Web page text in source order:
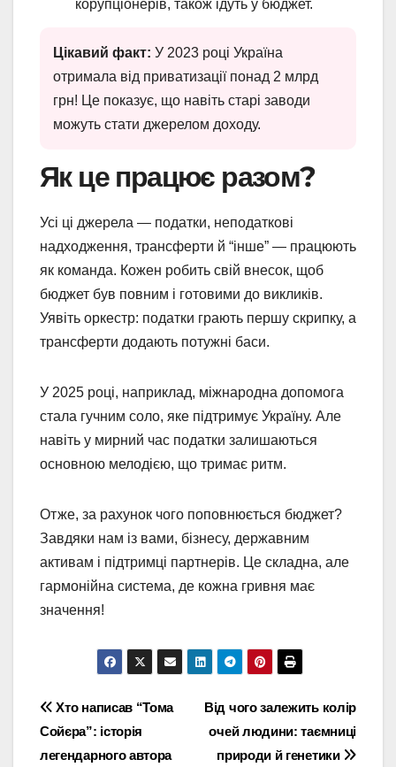
корупціонерів, також ідуть у бюджет.
Цікавий факт: У 2023 році Україна
отримала від приватизації понад 2 млрд
грн! Це показує, що навіть старі заводи
можуть стати джерелом доходу.
Як це працює разом?
Усі ці джерела — податки, неподаткові
надходження, трансферти й “інше” — працюють
як команда. Кожен робить свій внесок, щоб
бюджет був повним і готовими до викликів.
Уявіть оркестр: податки грають першу скрипку, а
трансферти додають потужні баси.
У 2025 році, наприклад, міжнародна допомога
стала гучним соло, яке підтримує Україну. Але
навіть у мирний час податки залишаються
основною мелодією, що тримає ритм.
Отже, за рахунок чого поповнюється бюджет?
Завдяки нам із вами, бізнесу, державним
активам і підтримці партнерів. Це складна, але
гармонійна система, де кожна гривня має
значення!
Навігація
записів
Від чого залежить колір
очей людини: таємниці
природи й генетики
Хто написав “Тома
Сойєра”: історія
легендарного автора